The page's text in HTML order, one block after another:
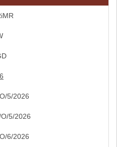
5/2026
5/2026
6/2026